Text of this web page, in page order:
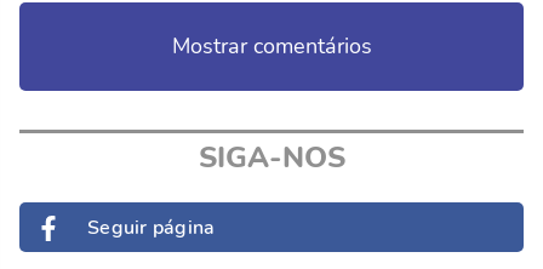
Mostrar comentários
SIGA-NOS
Seguir página